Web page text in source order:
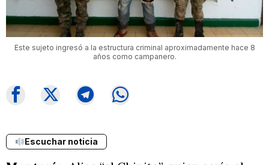
Este sujeto ingresó a la estructura criminal aproximadamente hace 8
años como campanero.
Escuchar noticia